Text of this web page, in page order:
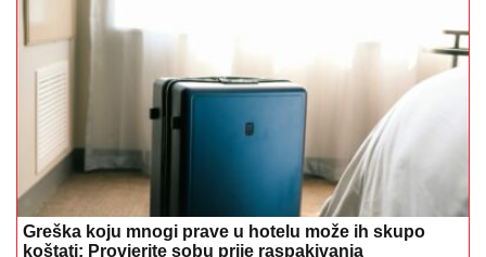
Greška koju mnogi prave u hotelu može ih skupo
koštati: Provjerite sobu prije raspakivanja